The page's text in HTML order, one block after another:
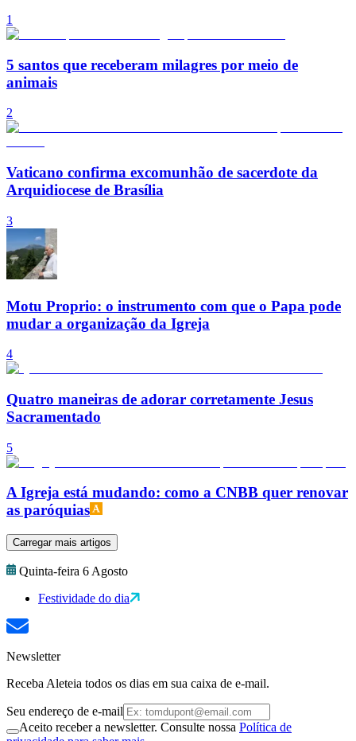
1
5 santos que receberam milagres por meio de
animais
2
Vaticano confirma excomunhão de sacerdote da
Arquidiocese de Brasília
3
Motu Proprio: o instrumento com que o Papa pode
mudar a organização da Igreja
4
Quatro maneiras de adorar corretamente Jesus
Sacramentado
5
A Igreja está mudando: como a CNBB quer renovar
as paróquias
Carregar mais artigos
Quinta-feira 6 Agosto
Festividade do dia
Newsletter
Receba Aleteia todos os dias em sua caixa de e-mail.
Seu endereço de e-mail
Aceito receber a newsletter. Consulte nossa Política de